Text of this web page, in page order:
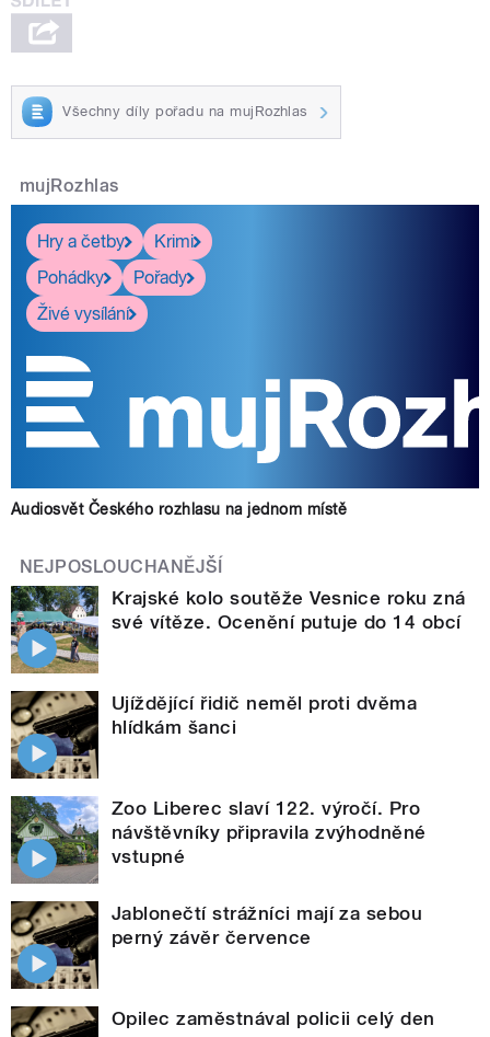
Všechny díly pořadu na mujRozhlas
mujRozhlas
Hry a četby
Krimi
Pohádky
Pořady
Živé vysílání
Audiosvět Českého rozhlasu na jednom místě
NEJPOSLOUCHANĚJŠÍ
Krajské kolo soutěže Vesnice roku zná
své vítěze. Ocenění putuje do 14 obcí
Ujíždějící řidič neměl proti dvěma
hlídkám šanci
Zoo Liberec slaví 122. výročí. Pro
návštěvníky připravila zvýhodněné
vstupné
Jablonečtí strážníci mají za sebou
perný závěr července
Opilec zaměstnával policii celý den